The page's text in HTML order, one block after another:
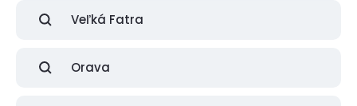
Veľká Fatra
Orava